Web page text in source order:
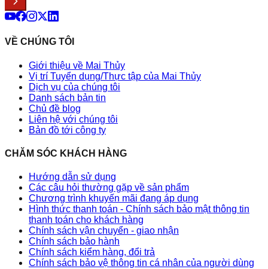
VỀ CHÚNG TÔI
Giới thiệu về Mai Thủy
Vị trí Tuyển dụng/Thực tập của Mai Thủy
Dịch vụ của chúng tôi
Danh sách bản tin
Chủ đề blog
Liên hệ với chúng tôi
Bản đồ tới công ty
CHĂM SÓC KHÁCH HÀNG
Hướng dẫn sử dụng
Các câu hỏi thường gặp về sản phẩm
Chương trình khuyến mãi đang áp dụng
Hình thức thanh toán - Chính sách bảo mật thông tin
thanh toán cho khách hàng
Chính sách vận chuyển - giao nhận
Chính sách bảo hành
Chính sách kiểm hàng, đổi trả
Chính sách bảo vệ thông tin cá nhân của người dùng